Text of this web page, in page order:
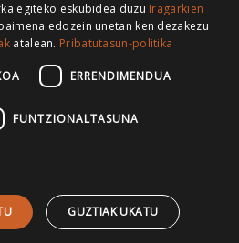
>
egiteko eskubidea duzu Iragarkien
edozein unetan ken dezakezu
atalean. Pribatutasun-politika
ERRENDIMENDUA
FUNTZIONALTASUNA
GUZTIAK UKATU